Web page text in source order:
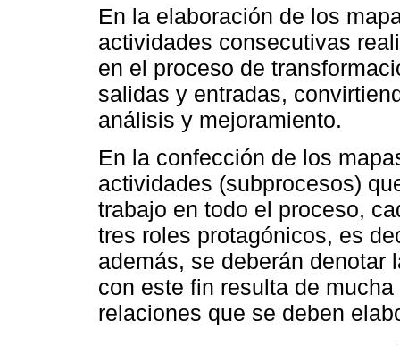
En la elaboración de los
actividades consecutivas
en el proceso de
salidas y entradas,
análisis y mejoramiento.
En la confección de los
actividades (subprocesos)
trabajo en todo el proceso,
tres roles protagónicos, es
además, se deberán denotar
con este fin resulta de
relaciones que se deben